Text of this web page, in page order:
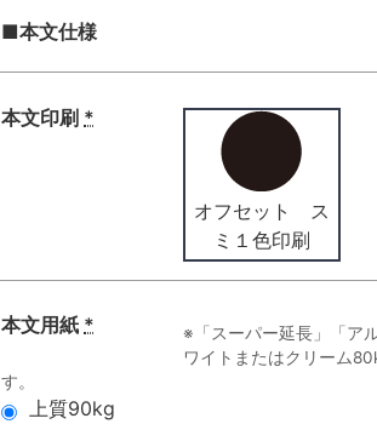
■本文仕様
本文印刷 *
オフセット ス
ミ１色印刷
本文用紙 *
※「スーパー延長」「ア
ワイトまたはクリーム
す。
上質90kg